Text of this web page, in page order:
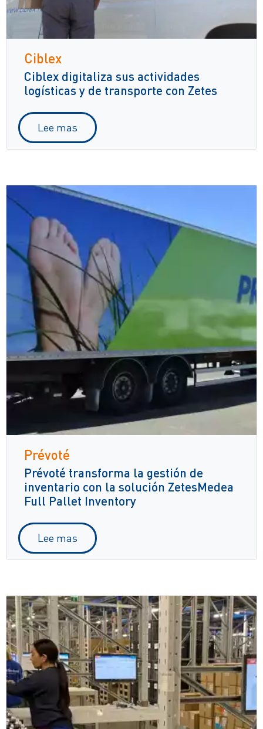
Ciblex
Ciblex digitaliza sus actividades
logísticas y de transporte con Zetes
Lee mas
Prévoté
Prévoté transforma la gestión de
inventario con la solución ZetesMedea
Full Pallet Inventory
Lee mas